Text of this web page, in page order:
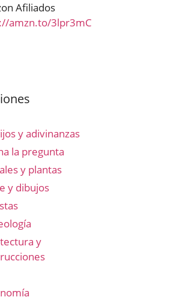
Afiliados
amzn.to/3lpr3mC
y adivinanzas
la pregunta
y plantas
y dibujos
y